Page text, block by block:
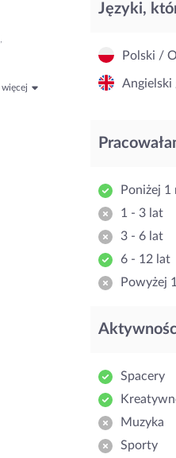
więcej
Języki,
Polski /
Angielski
Poniżej 1
1 - 3 lat
3 - 6 lat
6 - 12 lat
Powyżej
Spacery
Muzyka
Sporty